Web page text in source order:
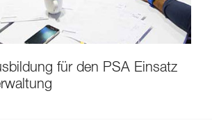
für den PSA Einsatz